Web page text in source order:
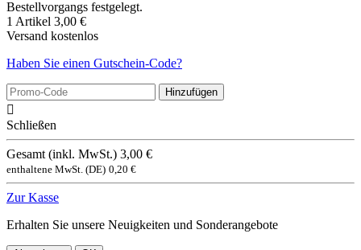
Bestellvorgangs festgelegt.
1 Artikel 3,00 €
Versand kostenlos
Haben Sie einen Gutschein-Code?
Hinzufügen

Schließen
Gesamt (inkl. MwSt.) 3,00 €
enthaltene MwSt. (DE) 0,20 €
Zur Kasse
Erhalten Sie unsere Neuigkeiten und Sonderangebote